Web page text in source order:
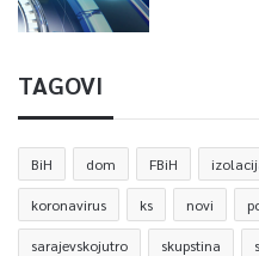
TAGOVI
BiH dom FBiH
koronavirus ks novi
sarajevskojutro skupstina